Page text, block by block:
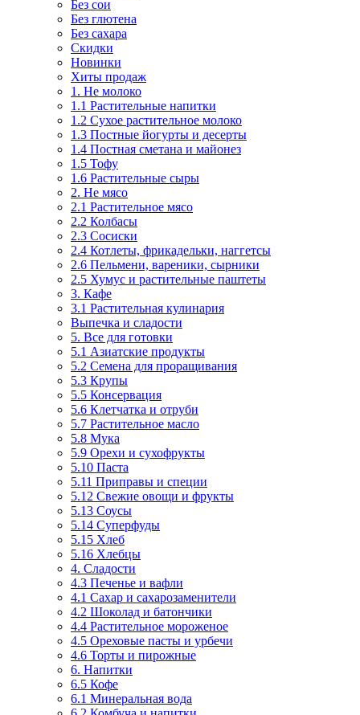
Без сои
Без глютена
Без сахара
Скидки
Новинки
Хиты продаж
1. Не молоко
1.1 Растительные напитки
1.2 Сухое растительное молоко
1.3 Постные йогурты и десерты
1.4 Постная сметана и майонез
1.5 Тофу
1.6 Растительные сыры
2. Не мясо
2.1 Растительное мясо
2.2 Колбасы
2.3 Сосиски
2.4 Котлеты, фрикадельки, наггетсы
2.6 Пельмени, вареники, сырники
2.5 Хумус и растительные паштеты
3. Кафе
3.1 Растительная кулинария
Выпечка и сладости
5. Все для готовки
5.1 Азиатские продукты
5.2 Семена для проращивания
5.3 Крупы
5.5 Консервация
5.6 Клетчатка и отруби
5.7 Растительное масло
5.8 Мука
5.9 Орехи и сухофрукты
5.10 Паста
5.11 Приправы и специи
5.12 Свежие овощи и фрукты
5.13 Соусы
5.14 Суперфуды
5.15 Хлеб
5.16 Хлебцы
4. Сладости
4.3 Печенье и вафли
4.1 Сахар и сахарозаменители
4.2 Шоколад и батончики
4.4 Растительное мороженое
4.5 Ореховые пасты и урбечи
4.6 Торты и пирожные
6. Напитки
6.5 Кофе
6.1 Минеральная вода